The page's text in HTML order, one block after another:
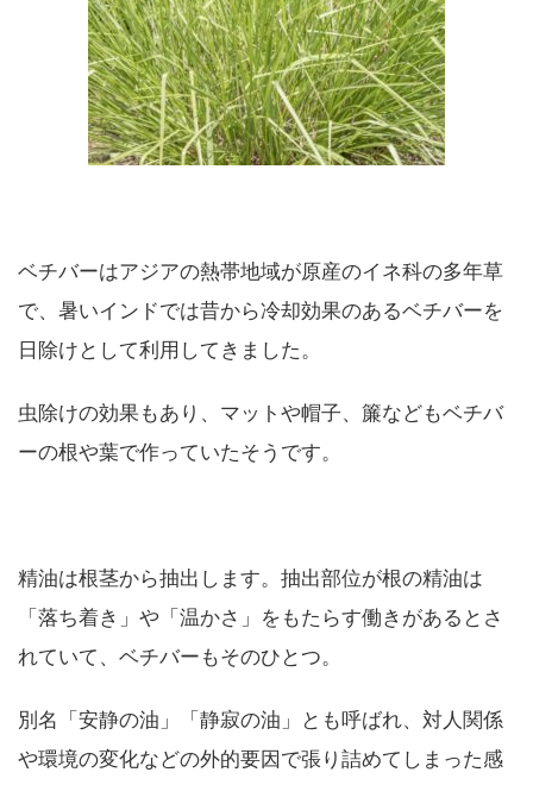
ベチバーはアジアの熱帯地域が原産のイネ科の多年草
で、暑いインドでは昔から冷却効果のあるベチバーを
日除けとして利用してきました。
虫除けの効果もあり、マットや帽子、簾などもベチバ
ーの根や葉で作っていたそうです。
精油は根茎から抽出します。抽出部位が根の精油は
「落ち着き」や「温かさ」をもたらす働きがあるとさ
れていて、ベチバーもそのひとつ。
別名「安静の油」「静寂の油」とも呼ばれ、対人関係
や環境の変化などの外的要因で張り詰めてしまった感